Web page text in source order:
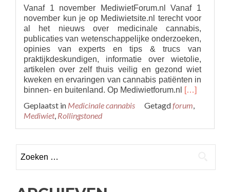
Vanaf 1 november MediwietForum.nl Vanaf 1
november kun je op Mediwietsite.nl terecht voor
al het nieuws over medicinale cannabis,
publicaties van wetenschappelijke onderzoeken,
opinies van experts en tips & trucs van
praktijkdeskundigen, informatie over wietolie,
artikelen over zelf thuis veilig en gezond wiet
kweken en ervaringen van cannabis patiënten in
binnen- en buitenland. Op Mediwietforum.nl Read
about
1
[…]
Geplaatst in Medicinale cannabis Getagdforum,
Mediwiet, Rollingstoned
naar: